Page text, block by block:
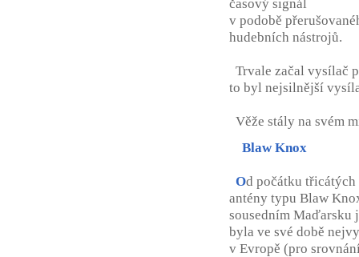
časový signál
v podobě
hudebních nástrojů.
Trvale začal vysílač
to byl nejsilnější
Věže stály na svém
Blaw Knox
Od počátku
antény typu Blaw
sousedním Maďarsku
byla ve své době
v Evropě (pro